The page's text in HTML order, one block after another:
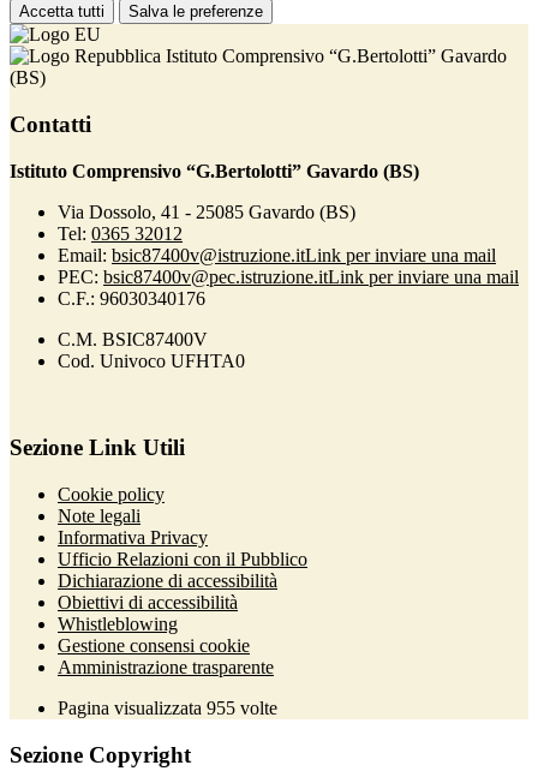
Accetta tutti Salva le preferenze
Istituto Comprensivo “G.Bertolotti” Gavardo
(BS)
Contatti
Istituto Comprensivo “G.Bertolotti” Gavardo (BS)
Via Dossolo, 41 - 25085 Gavardo (BS)
Tel: 0365 32012
Email: bsic87400v@istruzione.itLink per inviare una mail
PEC: bsic87400v@pec.istruzione.itLink per inviare una mail
C.F.: 96030340176
C.M. BSIC87400V
Cod. Univoco UFHTA0
Sezione Link Utili
Cookie policy
Note legali
Informativa Privacy
Ufficio Relazioni con il Pubblico
Dichiarazione di accessibilità
Obiettivi di accessibilità
Whistleblowing
Gestione consensi cookie
Amministrazione trasparente
Pagina visualizzata 955 volte
Sezione Copyright